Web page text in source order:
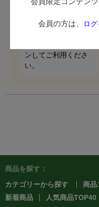
会員の方は、
ロ
のご利用は、会員登
ン してご利用くださ
い。
商品を探す：
カテゴリーから探す
商品
新着商品
人気商品TOP40